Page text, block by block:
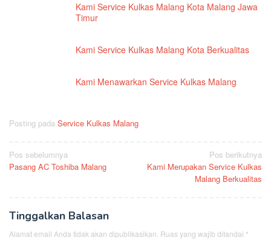
Kami Service Kulkas Malang Kota Malang Jawa
Timur
Kami Service Kulkas Malang Kota Berkualitas
Kami Menawarkan Service Kulkas Malang
Posting pada Service Kulkas Malang
Navigasi
pos
Pos sebelumnya
Pasang AC Toshiba Malang
Pos berikutnya
Kami Merupakan Service Kulkas
Malang Berkualitas
Tinggalkan Balasan
Alamat email Anda tidak akan dipublikasikan. Ruas yang wajib ditandai *